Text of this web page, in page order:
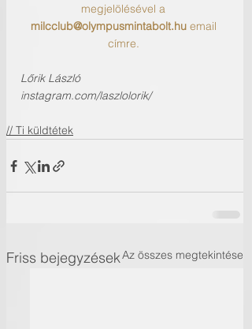
megjelölésével a
milcclub@olympusmintabolt.hu email
címre.
Lőrik László
instagram.com/laszlolorik/
// Ti küldtétek
Friss bejegyzésekAz összes megtekintése